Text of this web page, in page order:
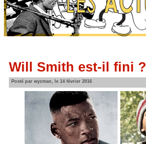
Will Smith est-il fini ?
Posté par wyzman, le 14 février 2016